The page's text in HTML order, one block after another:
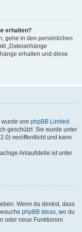
erhalten?
gehe in den persönlichen
„Dateianhänge
erhalten und diese
von phpBB Limited
geschützt. Sie wurde unter
veröffentlicht und kann
Anlaufstelle ist unter
Wenn du denkst, dass
phpBB Ideas, wo du
oder neue Funktionen